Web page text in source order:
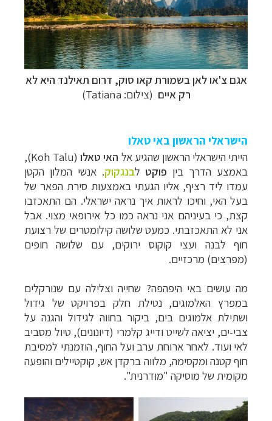
אגם צ'או לאן בשמורת קאו סוק, דרום תאילנד היא לא
רק איים (צילום: Tatiana)
הישראלי הראשון באי טאלו
הייתי הישראלי הראשון שהגיע אל האי טאלו(
Koh Talu
),
באמצע הדרך בין פוקטלבנגקוק. אנשי המלון הקטן
עמדו ליד רציף, אליו הגעתי באמצעות סירת הפאר של
בעל האי, וחיכו לראות איך נראה ישראלי. הם התאכזבו
קצת, כי בעיניהם אני נראה כמו כל אירופאי מצוי. אבל
אני לא התאכזבתי. כמעט שלושה קילומטרים של רצועת
חוף לבנה ועצי קוקוס ירוקים, עם שלושה חופים
(מפרצים) מרכזיים.
מה עושים באי היפהפה? שחייה וצלילה עם שנורקלים
במפרץ האלמוגים, נטילת חלק בפרויקט של גידול
ושתילת אלמוגים בים, ביקור בחווה לגידול והגנה על
צבי-ים, יציאה לשייט ודייג קלמרי (דיונונים), טיול מסביב
לאי ועוד. לאחר ארוחת ערב ועל החוף, הוזמנתי למסיבת
חוף קטנה ומקסימה, מלווה ברקדן אש, קוקטיילים והופעה
מקומית של מוסיקה "מודרנית".